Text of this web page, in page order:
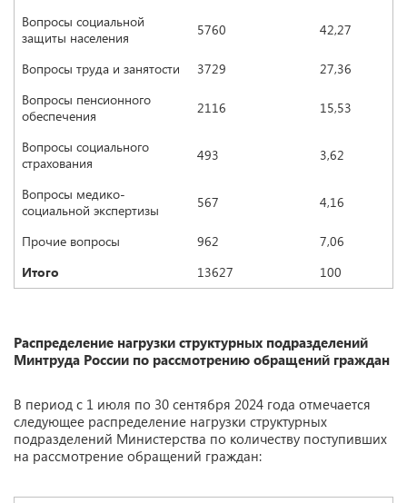
Вопросы социальной
защиты населения
5760 42,27
Вопросы труда и занятости 3729
27,36
Вопросы пенсионного
обеспечения
2116 15,53
Вопросы социального
страхования
493 3,62
Вопросы медико-
социальной экспертизы
567 4,16
Прочие вопросы 962
7,06
Итого
13627 100
Распределение нагрузки структурных подразделений
Минтруда России по рассмотрению обращений граждан
В период с 1 июля по 30 сентября 2024 года отмечается
следующее распределение нагрузки структурных
подразделений Министерства по количеству поступивших
на рассмотрение обращений граждан: